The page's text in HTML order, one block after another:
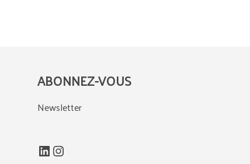
ABONNEZ-VOUS
Newsletter
LinkedIn
Instagram